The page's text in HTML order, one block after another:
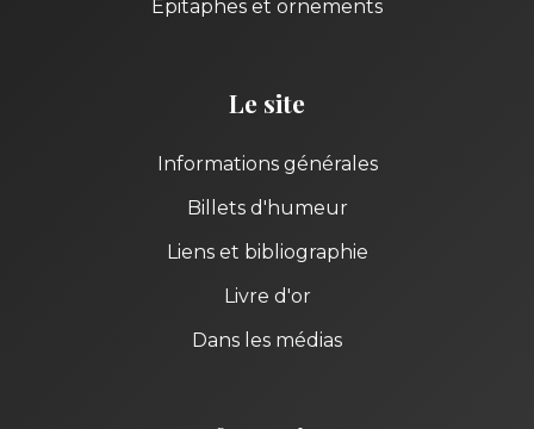
Épitaphes et ornements
Le site
Informations générales
Billets d'humeur
Liens et bibliographie
Livre d'or
Dans les médias